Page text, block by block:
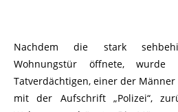
Nachdem die stark
Wohnungstür öffnete,
Tatverdächtigen, einer der
mit der Aufschrift „Polizei“,